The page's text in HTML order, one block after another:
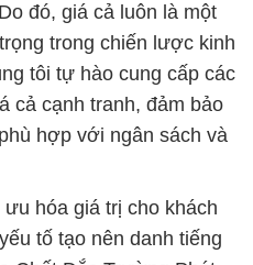
đó, giá cả luôn là một
trong chiến lược kinh
tôi tự hào cung cấp các
cả cạnh tranh, đảm bảo
hợp với ngân sách và
hóa giá trị cho khách
tố tạo nên danh tiếng